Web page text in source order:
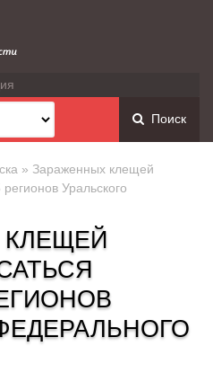
Поиск
» Зараженных клещей
Уральского